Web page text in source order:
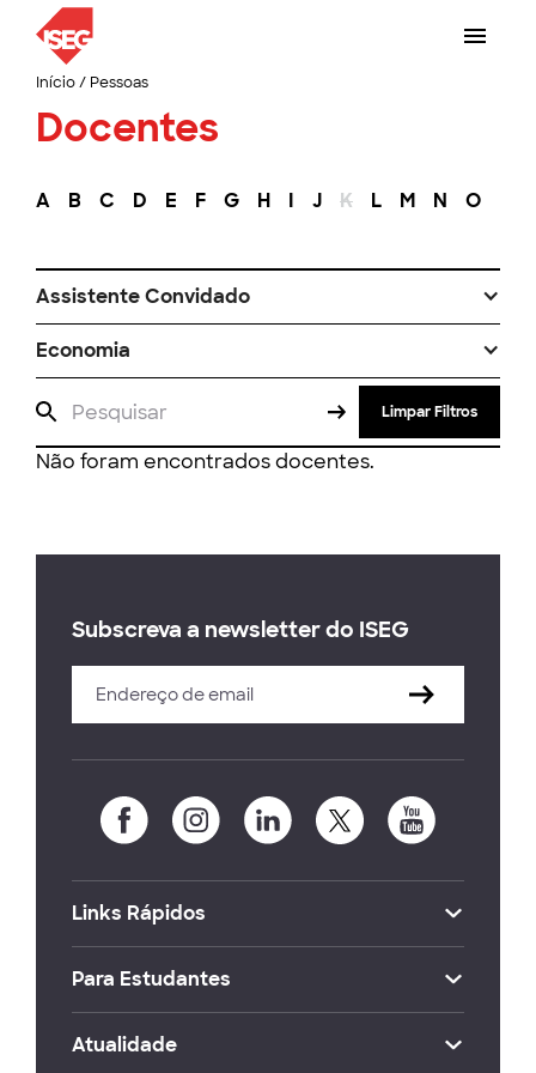
Início/ Pessoas
Docentes
A B C D E F G H I J K L M N O
Assistente Convidado
Economia
Limpar Filtros
Não foram encontrados docentes.
Subscreva a newsletter do ISEG
Links Rápidos
Para Estudantes
Atualidade